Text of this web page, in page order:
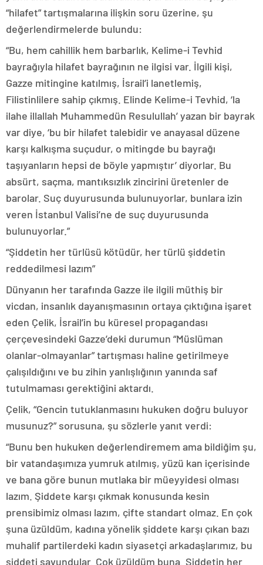
“hilafet” tartışmalarına ilişkin soru üzerine, şu
değerlendirmelerde bulundu:
“Bu, hem cahillik hem barbarlık, Kelime-i Tevhid
bayrağıyla hilafet bayrağının ne ilgisi var. İlgili kişi,
Gazze mitingine katılmış, İsrail’i lanetlemiş,
Filistinlilere sahip çıkmış. Elinde Kelime-i Tevhid, ‘la
ilahe illallah Muhammedün Resulullah’ yazan bir bayrak
var diye, ‘bu bir hilafet talebidir ve anayasal düzene
karşı kalkışma suçudur, o mitingde bu bayrağı
taşıyanların hepsi de böyle yapmıştır’ diyorlar. Bu
absürt, saçma, mantıksızlık zincirini üretenler de
barolar. Suç duyurusunda bulunuyorlar, bunlara izin
veren İstanbul Valisi’ne de suç duyurusunda
bulunuyorlar.”
“Şiddetin her türlüsü kötüdür, her türlü şiddetin
reddedilmesi lazım”
Dünyanın her tarafında Gazze ile ilgili müthiş bir
vicdan, insanlık dayanışmasının ortaya çıktığına işaret
eden Çelik, İsrail’in bu küresel propagandası
çerçevesindeki Gazze’deki durumun “Müslüman
olanlar-olmayanlar” tartışması haline getirilmeye
çalışıldığını ve bu zihin yanlışlığının yanında saf
tutulmaması gerektiğini aktardı.
Çelik, “Gencin tutuklanmasını hukuken doğru buluyor
musunuz?” sorusuna, şu sözlerle yanıt verdi:
“Bunu ben hukuken değerlendiremem ama bildiğim şu,
bir vatandaşımıza yumruk atılmış, yüzü kan içerisinde
ve bana göre bunun mutlaka bir müeyyidesi olması
lazım. Şiddete karşı çıkmak konusunda kesin
prensibimiz olması lazım, çifte standart olmaz. En çok
şuna üzüldüm, kadına yönelik şiddete karşı çıkan bazı
muhalif partilerdeki kadın siyasetçi arkadaşlarımız, bu
şiddeti savundular. Çok üzüldüm buna. Şiddetin her